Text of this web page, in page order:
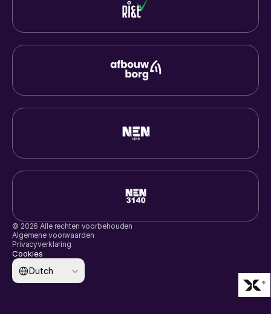
© 2026 Alle rechten voorbehouden
Algemene voorwaarden
Privacyverklaring
Cookies
Select Language
Dutch
®